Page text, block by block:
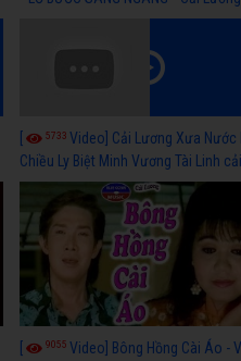
Thuỷ, Thanh Tuấn, Hồng Nga
5733 Video] Cải Lương Xưa Nước
Chiều Ly Biệt Minh Vương Tài Linh cải
lương xã hội hay nhất
[ 9055 Video] Bông Hồng Cài Áo -